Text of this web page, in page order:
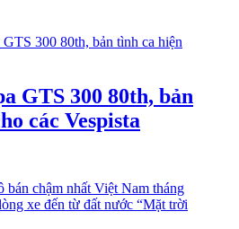
GTS 300 80th, bản
các Vespista